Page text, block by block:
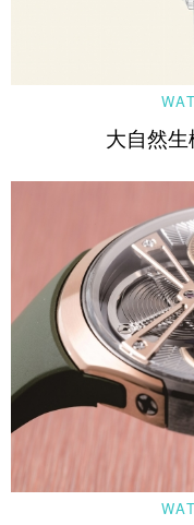
大自然